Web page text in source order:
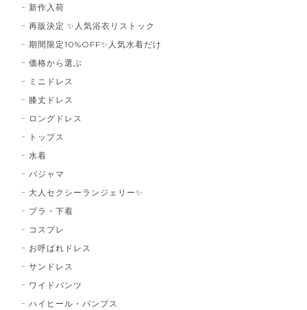
新作入荷
再販決定 ✨人気浴衣リストック
期間限定10%OFF✨人気水着だけ
価格から選ぶ
ミニドレス
膝丈ドレス
ロングドレス
トップス
水着
パジャマ
大人セクシーランジェリー✨
ブラ・下着
コスプレ
お呼ばれドレス
サンドレス
ワイドパンツ
ハイヒール・パンプス